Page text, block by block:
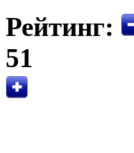
Рейтинг:
51